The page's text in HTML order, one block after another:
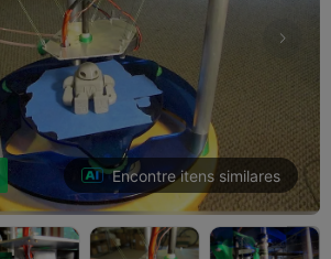
Encontre itens similares